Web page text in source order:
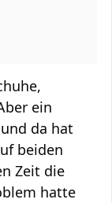
ein
da hat
beiden
Zeit die
hatte